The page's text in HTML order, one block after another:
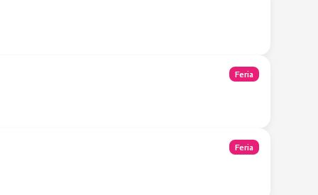
Feria
Feria